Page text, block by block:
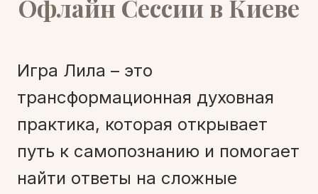
Офлайн Сессии в Киеве
Игра Лила – это
трансформационная духовная
практика, которая открывает
путь к самопознанию и помогает
найти ответы на сложные